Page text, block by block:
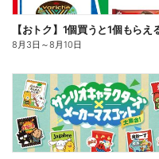
8月3日 ～8月10日